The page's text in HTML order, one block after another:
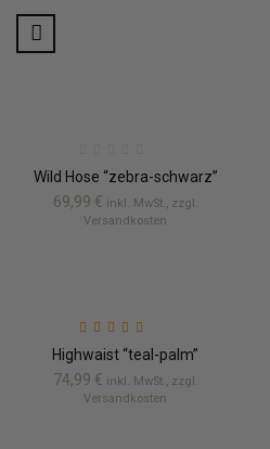
Wild Hose “zebra-schwarz”
69,99 € inkl. MwSt., zzgl.
Versandkosten
Bewertet mit
5.00
von 5
Highwaist “teal-palm”
74,99 € inkl. MwSt., zzgl.
Versandkosten